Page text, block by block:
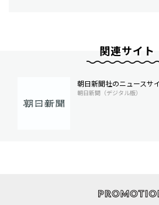
関連サイト
朝日新聞社のニュースサ
朝日新聞（デジタル版）